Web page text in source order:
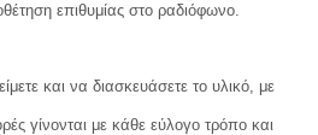
επιθυμίας στο ραδιόφωνο.
και να διασκευάσετε το υλικό, με
γίνονται με κάθε εύλογο τρόπο και